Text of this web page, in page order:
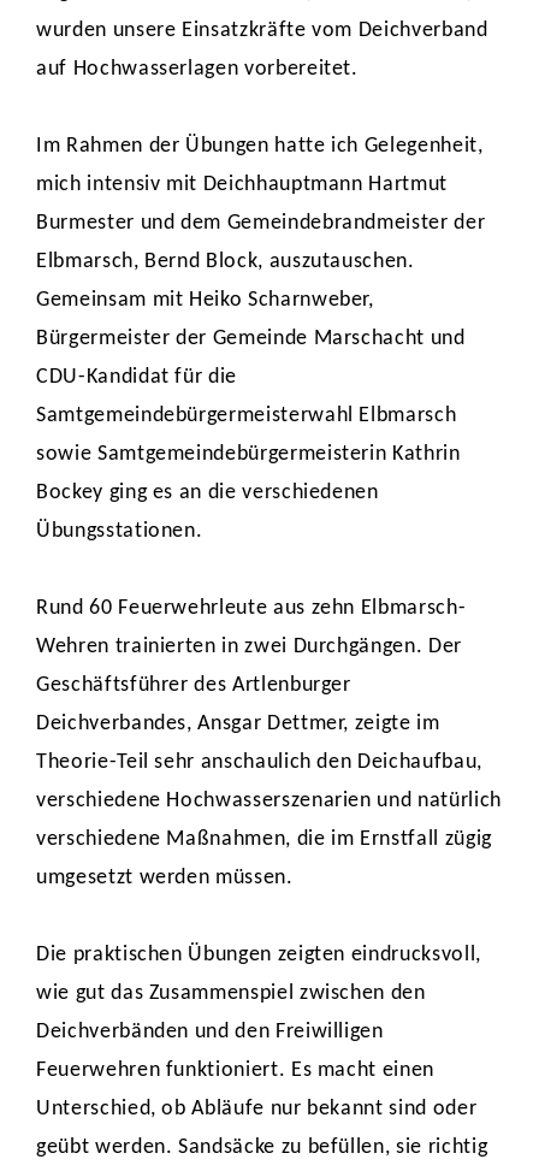
wurden unsere Einsatzkräfte vom Deichverband
auf Hochwasserlagen vorbereitet.
Im Rahmen der Übungen hatte ich Gelegenheit,
mich intensiv mit Deichhauptmann Hartmut
Burmester und dem Gemeindebrandmeister der
Elbmarsch, Bernd Block, auszutauschen.
Gemeinsam mit Heiko Scharnweber,
Bürgermeister der Gemeinde Marschacht und
CDU-Kandidat für die
Samtgemeindebürgermeisterwahl Elbmarsch
sowie Samtgemeindebürgermeisterin Kathrin
Bockey ging es an die verschiedenen
Übungsstationen.
Rund 60 Feuerwehrleute aus zehn Elbmarsch-
Wehren trainierten in zwei Durchgängen. Der
Geschäftsführer des Artlenburger
Deichverbandes, Ansgar Dettmer, zeigte im
Theorie-Teil sehr anschaulich den Deichaufbau,
verschiedene Hochwasserszenarien und natürlich
verschiedene Maßnahmen, die im Ernstfall zügig
umgesetzt werden müssen.
Die praktischen Übungen zeigten eindrucksvoll,
wie gut das Zusammenspiel zwischen den
Deichverbänden und den Freiwilligen
Feuerwehren funktioniert. Es macht einen
Unterschied, ob Abläufe nur bekannt sind oder
geübt werden. Sandsäcke zu befüllen, sie richtig